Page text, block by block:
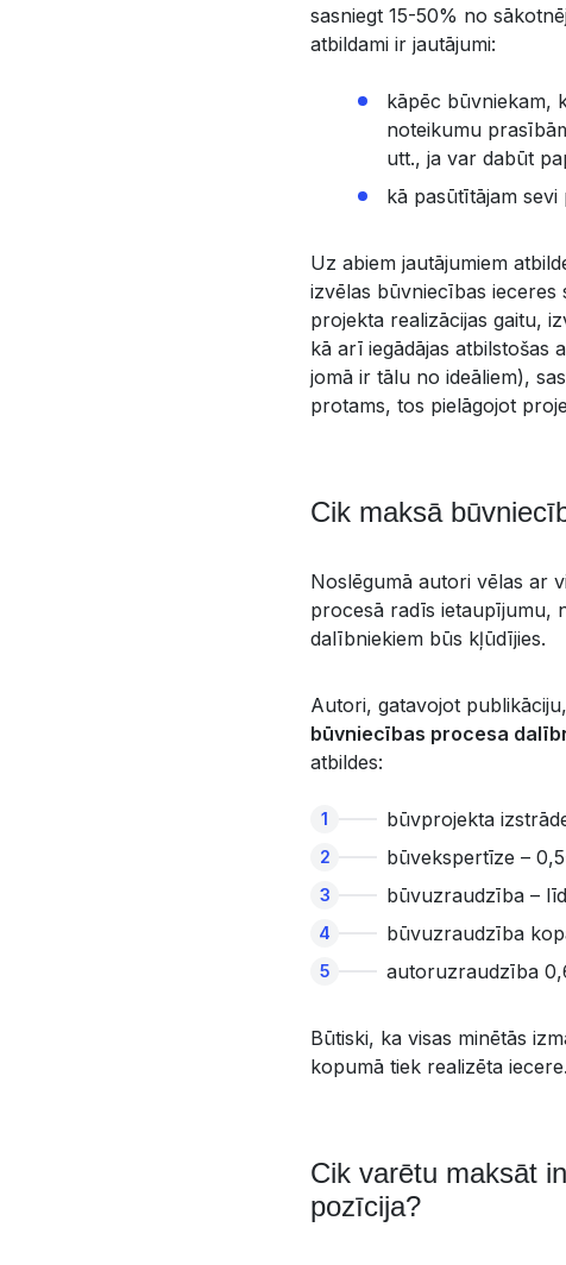
sasniegt 15-50% no
atbildami ir jautājumi:
kāpēc būvniekam,
noteikumu
utt., ja var dabūt
kā pasūtītājam sevi
Uz abiem jautājumiem
izvēlas būvniecības
projekta realizācijas gaitu,
kā arī iegādājas atbilstošas
jomā ir tālu no ideāliem),
protams, tos pielāgojot
Cik maksā
Noslēgumā autori vēlas ar
procesā radīs ietaupījumu,
dalībniekiem būs kļūdījies.
Autori, gatavojot
būvniecības procesa
atbildes:
būvprojekta
būvekspertīze –
būvuzraudzība –
būvuzraudzība
autoruzraudzība
Būtiski, ka visas minētās
kopumā tiek realizēta iecere.
Cik varētu maksāt
pozīcija?